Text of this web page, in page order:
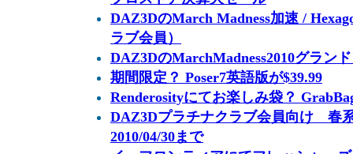
DAZ3DのMarch Madness加速 /
ラブ会員）
DAZ3DのMarchMadness2010グラン
期間限定？ Poser7英語版が$39.99
Renderosityにてお楽しみ袋？
DAZ3Dプラチナクラブ会員向け 春
2010/04/30まで